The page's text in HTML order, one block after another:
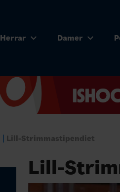
Herrar Damer
Lill-Strimmastipendiet
Lill-